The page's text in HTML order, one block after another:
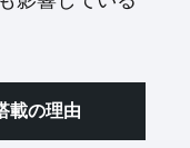
載の理由